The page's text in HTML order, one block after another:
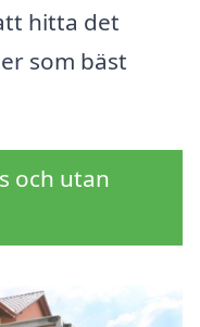
hitta det
som bäst
och utan